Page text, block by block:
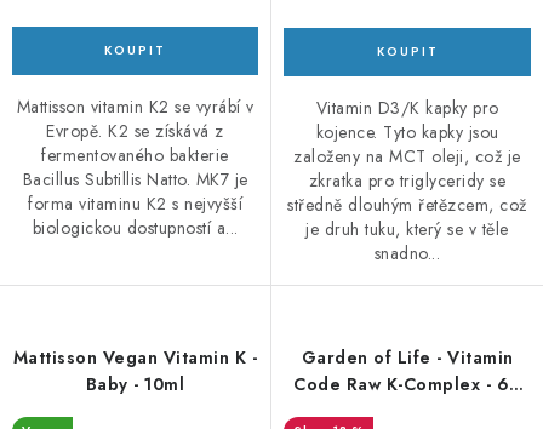
Mattisson vitamin K2 se vyrábí v
Evropě. K2 se získává z
fermentovaného bakterie
Bacillus Subtillis Natto. MK7 je
forma vitaminu K2 s nejvyšší
biologickou dostupností a...
Vitamin D3/K kapky pro
kojence. Tyto kapky jsou
založeny na MCT oleji, což je
zkratka pro triglyceridy se
středně dlouhým řetězcem, což
je druh tuku, který se v těle
snadno...
Mattisson Vegan Vitamin K -
Baby - 10ml
Garden of Life - Vitamin
Code Raw K-Complex - 60